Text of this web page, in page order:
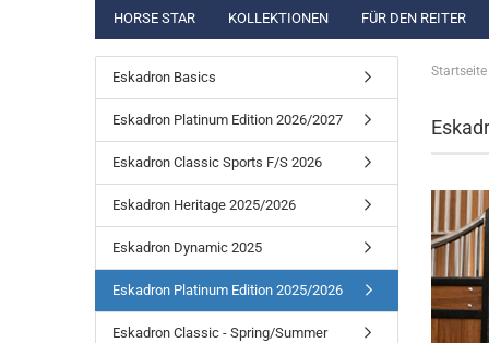
HORSE STAR KOLLEKTIONEN
Eskadron Platinum Edition 2026/2027
Eskadron Classic Sports F/S 2026
Eskadron Heritage 2025/2026
Eskadron Dynamic 2025
Eskadron Platinum Edition 2025/2026
Eskadron Classic - Spring/Summer 2025
Eskadron Platinum Limited Edition 2024
Eskadron Classic - Spring/Summer 2024
FÜR DEN REITER
Westen, Jacken &
Reithosen
Turnierbekleidung
Startseite
Eskadron Basics
Eskadron Platinum Edition 2026/2027
Eskadron Classic Sports F/S 2026
Eskadron Heritage 2025/2026
Eskadron Dynamic 2025
Eskadron Platinum Edition 2025/2026
Eskadron Classic - Spring/Summer